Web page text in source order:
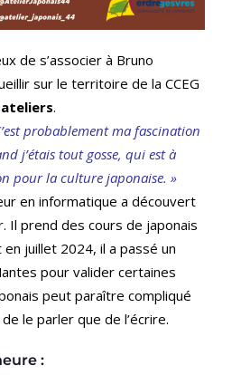
de s’associer à Bruno
sur le territoire de la CCEG
.
probablement ma fascination
j’étais tout gosse, qui est à
pour la culture japonaise. »
en informatique a découvert
Il prend des cours de japonais
juillet 2024, il a passé un
pour valider certaines
peut paraître compliqué
le parler que de l’écrire.
: